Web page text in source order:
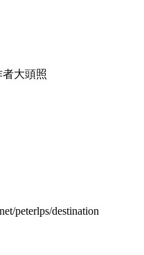
大頭照
peterlps/destination